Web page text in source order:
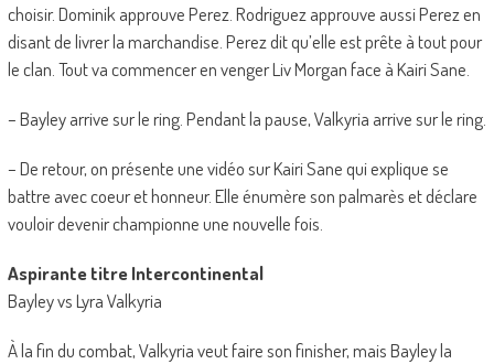
choisir. Dominik approuve Perez. Rodriguez approuve aussi Perez en
disant de livrer la marchandise. Perez dit qu’elle est prête à tout pour
le clan. Tout va commencer en venger Liv Morgan face à Kairi Sane.
– Bayley arrive sur le ring. Pendant la pause, Valkyria arrive sur le ring.
– De retour, on présente une vidéo sur Kairi Sane qui explique se
battre avec coeur et honneur. Elle énumère son palmarès et déclare
vouloir devenir championne une nouvelle fois.
Aspirante titre Intercontinental
Bayley vs Lyra Valkyria
À la fin du combat, Valkyria veut faire son finisher, mais Bayley la